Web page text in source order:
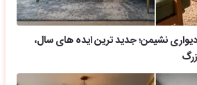
نشیمن؛ جدید ترین ایده های سال،